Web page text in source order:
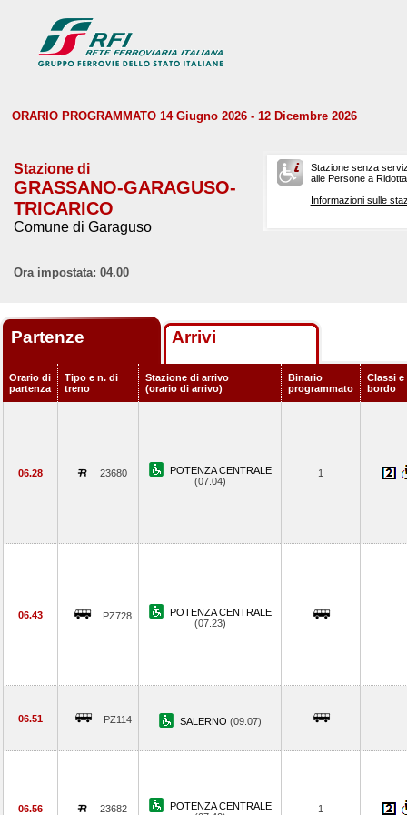
ORARIO PROGRAMMATO 14 Giugno 2026 - 12 Dicembre 2026
Stazione di
GRASSANO-GARAGUSO-
TRICARICO
Comune di Garaguso
Stazione senza
alle Persone a
Informazioni sulle
Ora impostata: 04.00
Partenze Arrivi
Orario di
partenza
Tipo e n. di
treno
Stazione di arrivo
(orario di arrivo)
Binario
programmato
Classi e
bordo
06.28 23680
POTENZA CENTRALE
(07.04)
1
06.43 PZ728
POTENZA CENTRALE
(07.23)
06.51 PZ114 SALERNO (09.07)
06.56 23682
POTENZA CENTRALE
1